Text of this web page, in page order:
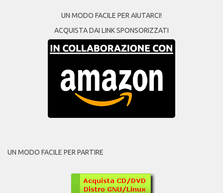
UN MODO FACILE PER AIUTARCI!
ACQUISTA DAI LINK SPONSORIZZATI
UN MODO FACILE PER PARTIRE